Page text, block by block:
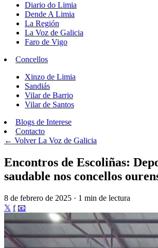
Diario do Limia
Dende A Limia
La Región
La Voz de Galicia
Faro de Vigo
Concellos
Xinzo de Limia
Sandiás
Vilar de Barrio
Vilar de Santos
Blogs de Interese
Contacto
← VolverLa Voz de Galicia
Encontros de Escoliñas:
saudable nos concellos
8 de febrero de 2025 · 1 min de lectura
𝕏 f 📧